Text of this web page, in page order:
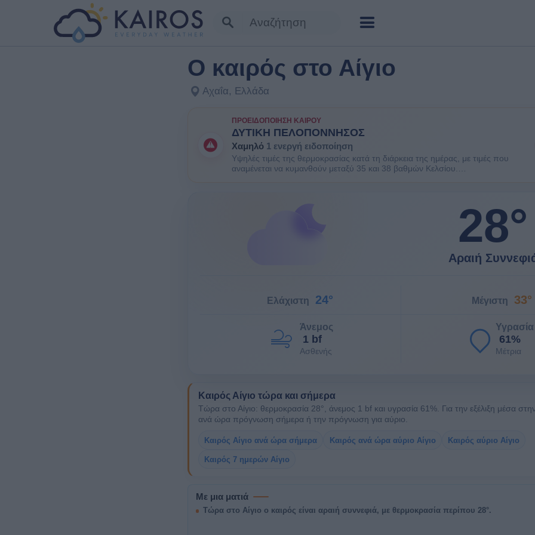
Ο καιρός στο Αίγιο
Αχαΐα, Ελλάδα
ΠΡΟΕΙΔΟΠΟΊΗΣΗ ΚΑΙΡΟΎ
ΔΥΤΙΚΗ ΠΕΛΟΠΟΝΝΗΣΟΣ
Χαμηλό 1 ενεργή ειδοποίηση
Υψηλές τιμές της θερμοκρασίας κατά τη διάρκεια της ημέρας, με τιμές που
αναμένεται να κυμανθούν μεταξύ 35 και 38 βαθμών Κελσίου.
28°
Αραιή
Ελάχιστη 24° Μέγιστη 33°
Άνεμος
1 bf
Ασθενής
Υγρασία
61%
Μέτρια
Καιρός Αίγιο τώρα και σήμερα
Τώρα στο Αίγιο: θερμοκρασία 28°, άνεμος 1 bf και υγρασία 61%. Για την εξέλιξη μέσα
ανά ώρα πρόγνωση σήμερα ή την πρόγνωση για αύριο.
Καιρός Αίγιο ανά ώρα σήμερα Καιρός ανά ώρα αύριο Αίγιο Καιρός αύριο Αίγιο
Καιρός 7 ημερών Αίγιο
Με μια ματιά
Τώρα στο Αίγιο ο καιρός είναι αραιή συννεφιά, με θερμοκρασία περίπου 28°.